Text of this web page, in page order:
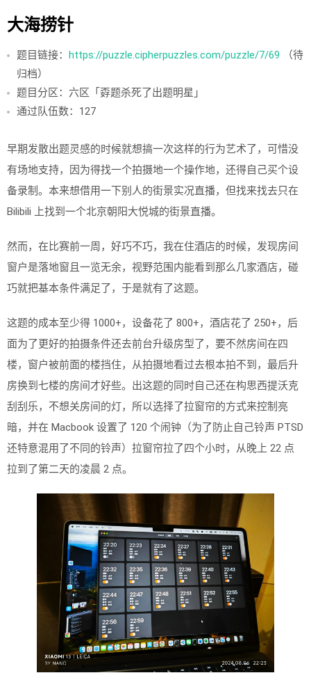
大海捞针
题目链接： https://puzzle.cipherpuzzles.com/puzzle/7/69 （待
归档）
题目分区：六区「孬题杀死了出题明星」
通过队伍数：127
早期发散出题灵感的时候就想搞一次这样的行为艺术了，可惜没
有场地支持，因为得找一个拍摄地一个操作地，还得自己买个设
备录制。本来想借用一下别人的街景实况直播，但找来找去只在
Bilibili 上找到一个北京朝阳大悦城的街景直播。
然而，在比赛前一周，好巧不巧，我在住酒店的时候，发现房间
窗户是落地窗且一览无余，视野范围内能看到那么几家酒店，碰
巧就把基本条件满足了，于是就有了这题。
这题的成本至少得 1000+，设备花了 800+，酒店花了 250+，后
面为了更好的拍摄条件还去前台升级房型了，要不然房间在四
楼，窗户被前面的楼挡住，从拍摄地看过去根本拍不到，最后升
房换到七楼的房间才好些。出这题的同时自己还在构思西提沃克
刮刮乐，不想关房间的灯，所以选择了拉窗帘的方式来控制亮
暗，并在 Macbook 设置了 120 个闹钟（为了防止自己铃声 PTSD
还特意混用了不同的铃声）拉窗帘拉了四个小时，从晚上 22 点
拉到了第二天的凌晨 2 点。